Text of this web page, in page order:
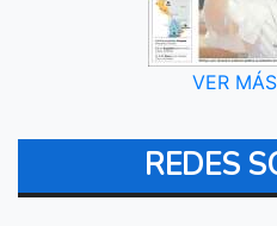
VER
REDES